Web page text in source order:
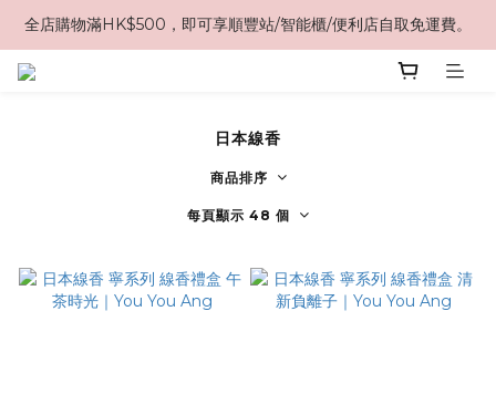
全店購物滿HK$500，即可享順豐站/智能櫃/便利店自取免運費。
日本線香
商品排序
每頁顯示 48 個